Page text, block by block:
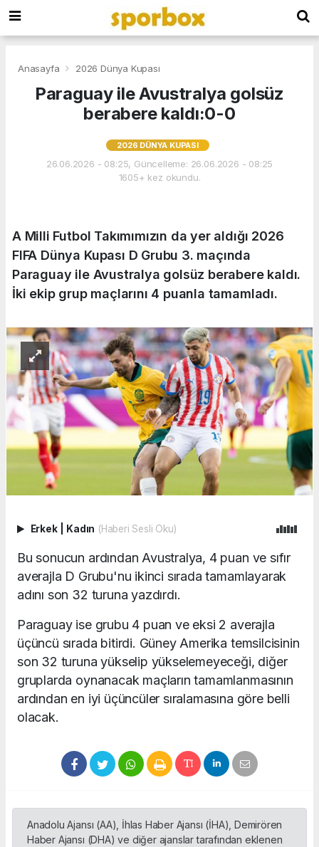
Anasayfa 2026 Dünya Kupası
Paraguay ile Avustralya golsüz
berabere kaldı:0-0
2026 DÜNYA KUPASI
26.06.2026 - 08:25, Güncelleme: 26.06.2026 - 08:25
1605+ kez okundu.
A Milli Futbol Takımımızın da yer aldığı 2026
FIFA Dünya Kupası D Grubu 3. maçında
Paraguay ile Avustralya golsüz berabere kaldı.
İki ekip grup maçlarını 4 puanla tamamladı.
Erkek Kadın (Haberi Sesli Oku)
Bu sonucun ardından Avustralya, 4 puan ve sıfır
averajla D Grubu'nu ikinci sırada tamamlayarak
adını son 32 turuna yazdırdı.
Paraguay ise grubu 4 puan ve eksi 2 averajla
üçüncü sırada bitirdi. Güney Amerika temsilcisinin
son 32 turuna yükselip yükselemeyeceği, diğer
gruplarda oynanacak maçların tamamlanmasının
ardından en iyi üçüncüler sıralamasına göre belli
olacak.
Anadolu Ajansı (AA), İhlas Haber Ajansı (İHA), Demirören
Haber Ajansı (DHA) ve diğer ajanslar tarafından eklenen